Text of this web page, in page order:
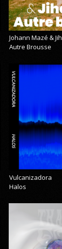
Johann Mazé &
Autre Brousse
Vulcanizadora
Halos